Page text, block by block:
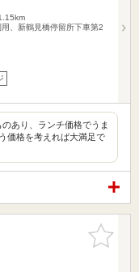
、新鶴見橋停留所下車第2
あり、ランチ価格でうま
価格を考えれば大満足で
お気に入
りに追加